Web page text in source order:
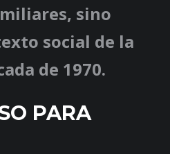
sino
social de la
de 1970.
PARA